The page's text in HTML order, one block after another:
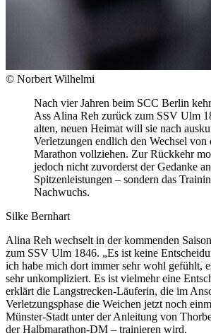
© Norbert Wilhelmi
Nach vier Jahren beim SCC Berlin
Ass Alina Reh zurück zum SSV Ulm
alten, neuen Heimat will sie nach
Verletzungen endlich den Wechsel von
Marathon vollziehen. Zur Rückkehr
jedoch nicht zuvorderst der Gedanke an
Spitzenleistungen – sondern das
Nachwuchs.
Silke Bernhart
Alina Reh wechselt in der kommenden
zum SSV Ulm 1846. „Es ist keine
ich habe mich dort immer sehr wohl gefühlt,
sehr unkompliziert. Es ist vielmehr eine
erklärt die Langstrecken-Läuferin, die im
Verletzungsphase die Weichen jetzt noch
Münster-Stadt unter der Anleitung von
der Halbmarathon-DM – trainieren wird.